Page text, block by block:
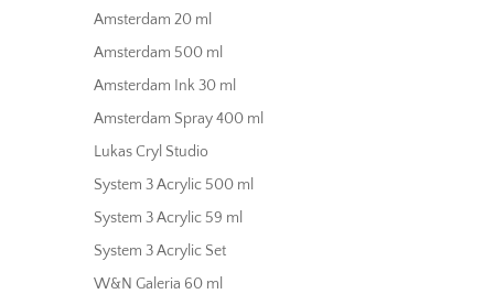
Amsterdam 20 ml
Amsterdam 500 ml
Amsterdam Ink 30 ml
Amsterdam Spray 400 ml
Lukas Cryl Studio
System 3 Acrylic 500 ml
System 3 Acrylic 59 ml
System 3 Acrylic Set
W&N Galeria 60 ml